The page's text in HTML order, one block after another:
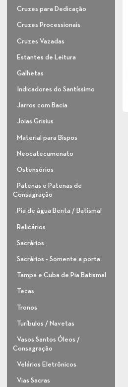
Cruzes para Dedicação
Cruzes Processionais
Cruzes Vazadas
Estantes de Leitura
Galhetas
Indicadores do Santíssimo
Jarros com Bacia
Joias Grisius
Material para Bispos
Neocatecumenato
Ostensórios
Patenas e Patenas de
Consagração
Pia de água Benta / Batismal
Relicários
Sacrários
Sacrários - Somente a porta
Tampa e Cuba de Pia Batismal
Tecas
Tronos
Turíbulos / Navetas
Vasos Santos Óleos /
Consagração
Velários Eletrônicos
Vias Sacras